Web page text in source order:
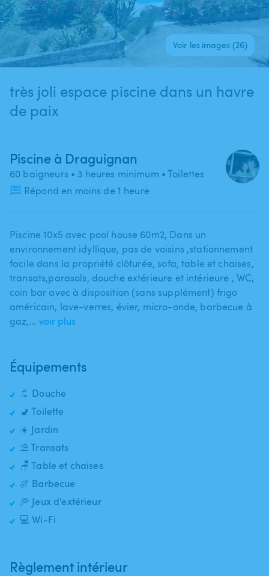
Voir les images (26)
très joli espace piscine dans un havre
de paix
Piscine à Draguignan
60 baigneurs • 3 heures minimum • Toilettes
Répond en moins de 1 heure
Piscine 10x5 avec pool house 60m2​,​ Dans un
environnement idyllique​,​ pas de voisins ​,​stationnement
facile dans la propriété clôturée​,​ sofa​,​ table et chaises​,​
transats​,​parasols​,​ douche extérieure et intérieure ​,​ WC​,​
coin bar avec à disposition (sans supplément) frigo
américain​,​ lave-verres​,​ évier​,​ micro-onde​,​ barbecue à
gaz​,​… voir plus
Équipements
🚿 Douche
🚽 Toilette
☀️ Jardin
⛱️ Transats
🪑 Table et chaises
🍖 Barbecue
🥏 Jeux d'extérieur
💻 Wi-Fi
Règlement intérieur